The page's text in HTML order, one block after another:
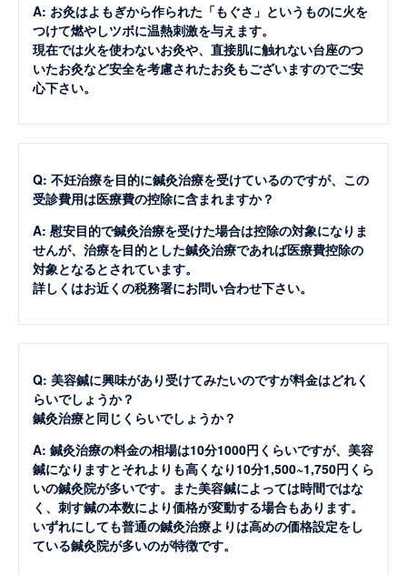
A: お灸はよもぎから作られた「もぐさ」というものに火を
つけて燃やしツボに温熱刺激を与えます。
現在では火を使わないお灸や、直接肌に触れない台座のつ
いたお灸など安全を考慮されたお灸もございますのでご安
心下さい。
Q: 不妊治療を目的に鍼灸治療を受けているのですが、この
受診費用は医療費の控除に含まれますか？
A: 慰安目的で鍼灸治療を受けた場合は控除の対象になりま
せんが、治療を目的とした鍼灸治療であれば医療費控除の
対象となるとされています。
詳しくはお近くの税務署にお問い合わせ下さい。
Q: 美容鍼に興味があり受けてみたいのですが料金はどれく
らいでしょうか？
鍼灸治療と同じくらいでしょうか？
A: 鍼灸治療の料金の相場は10分1000円くらいですが、美容
鍼になりますとそれよりも高くなり10分1,500~1,750円くら
いの鍼灸院が多いです。また美容鍼によっては時間ではな
く、刺す鍼の本数により価格が変動する場合もあります。
いずれにしても普通の鍼灸治療よりは高めの価格設定をし
ている鍼灸院が多いのが特徴です。